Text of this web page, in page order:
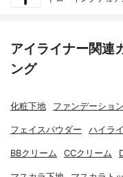
アイライナー関連
ング
化粧下地 ファンデーション
フェイスパウダー ハイラ
BBクリーム CCクリーム